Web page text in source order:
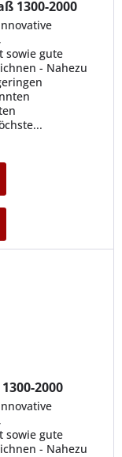
1300-2000
sowie gute
- Nahezu
2000
sowie gute
- Nahezu